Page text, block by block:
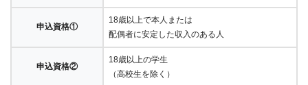
申込資格①
18歳以上で本人または
配偶者に安定した収入のある人
申込資格②
18歳以上の学生
（高校生を除く）